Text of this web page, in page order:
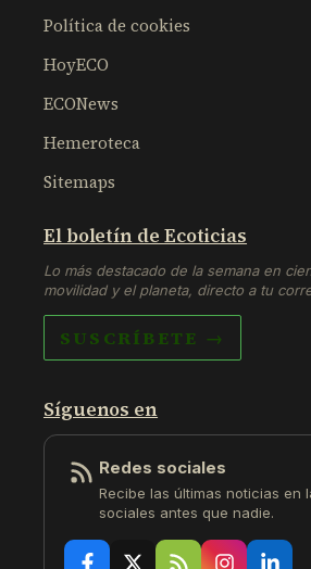
Política de cookies
HoyECO
ECONews
Hemeroteca
Sitemaps
El boletín de Ecoticias
Lo más destacado de la semana en
movilidad y el planeta, directo a tu
SUSCRÍBETE →
Síguenos en
Redes sociales
Recibe las últimas noticias en
sociales antes que nadie.